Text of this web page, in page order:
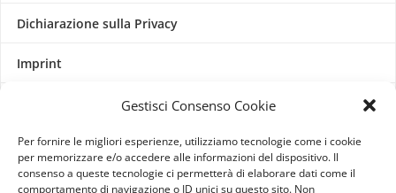
Gestisci Consenso Cookie
Per fornire le migliori esperienze, utilizziamo tecnologie come i cookie
per memorizzare e/o accedere alle informazioni del dispositivo. Il
consenso a queste tecnologie ci permetterà di elaborare dati come il
comportamento di navigazione o ID unici su questo sito. Non
Dichiarazione sulla Privacy
Imprint
Termini e Condizioni
Disconoscimento